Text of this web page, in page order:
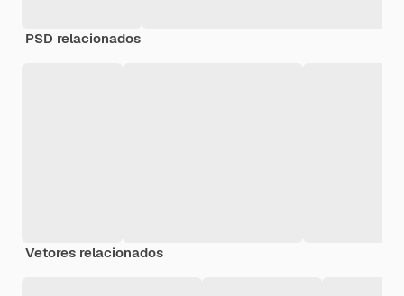
PSD relacionados
Vetores relacionados